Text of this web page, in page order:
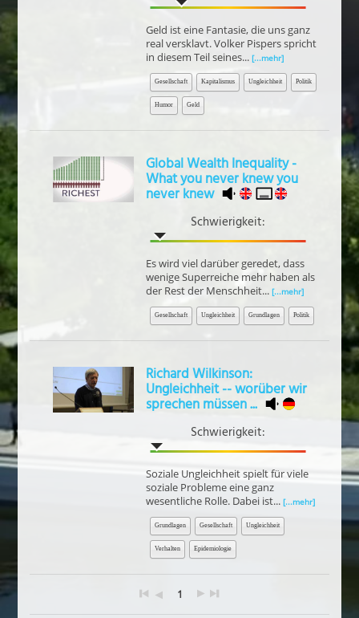
Geld ist eine Fantasie, die uns ganz
real versklavt. Volker Pispers spricht
in diesem Teil seines... [...mehr]
Gesellschaft Kapitalismus Ungleichheit Politik
Humor Geld
Global Wealth Inequality -
What you never knew you
never knew
Schwierigkeit:
Es wird viel darüber geredet, dass
wenige Superreiche mehr haben als
der Rest der Menschheit... [...mehr]
Gesellschaft Ungleichheit Grundlagen Politik
Richard Wilkinson:
Ungleichheit -- worüber wir
sprechen müssen ...
Schwierigkeit:
Soziale Ungleichheit spielt für viele
soziale Probleme eine ganz
wesentliche Rolle. Dabei ist... [...mehr]
Grundlagen Gesellschaft Ungleichheit
Verhalten Epidemiologie
1